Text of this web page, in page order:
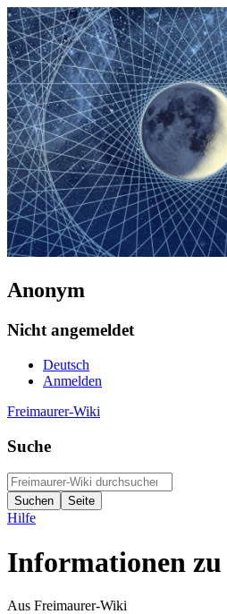
Anonym
Nicht angemeldet
Deutsch
Anmelden
Freimaurer-Wiki
Suche
Hilfe
Informationen zu
Aus Freimaurer-Wiki